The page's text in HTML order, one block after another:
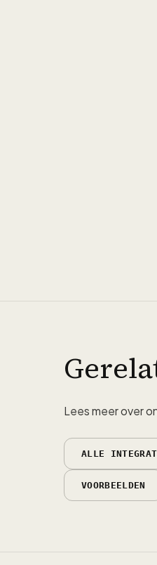
Lees meer over
ALLE
VOORBEELDEN